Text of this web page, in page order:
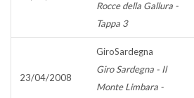
Rocce della Gallura -
Tappa 3
23/04/2008
GiroSardegna
Giro Sardegna - Il
Monte Limbara -